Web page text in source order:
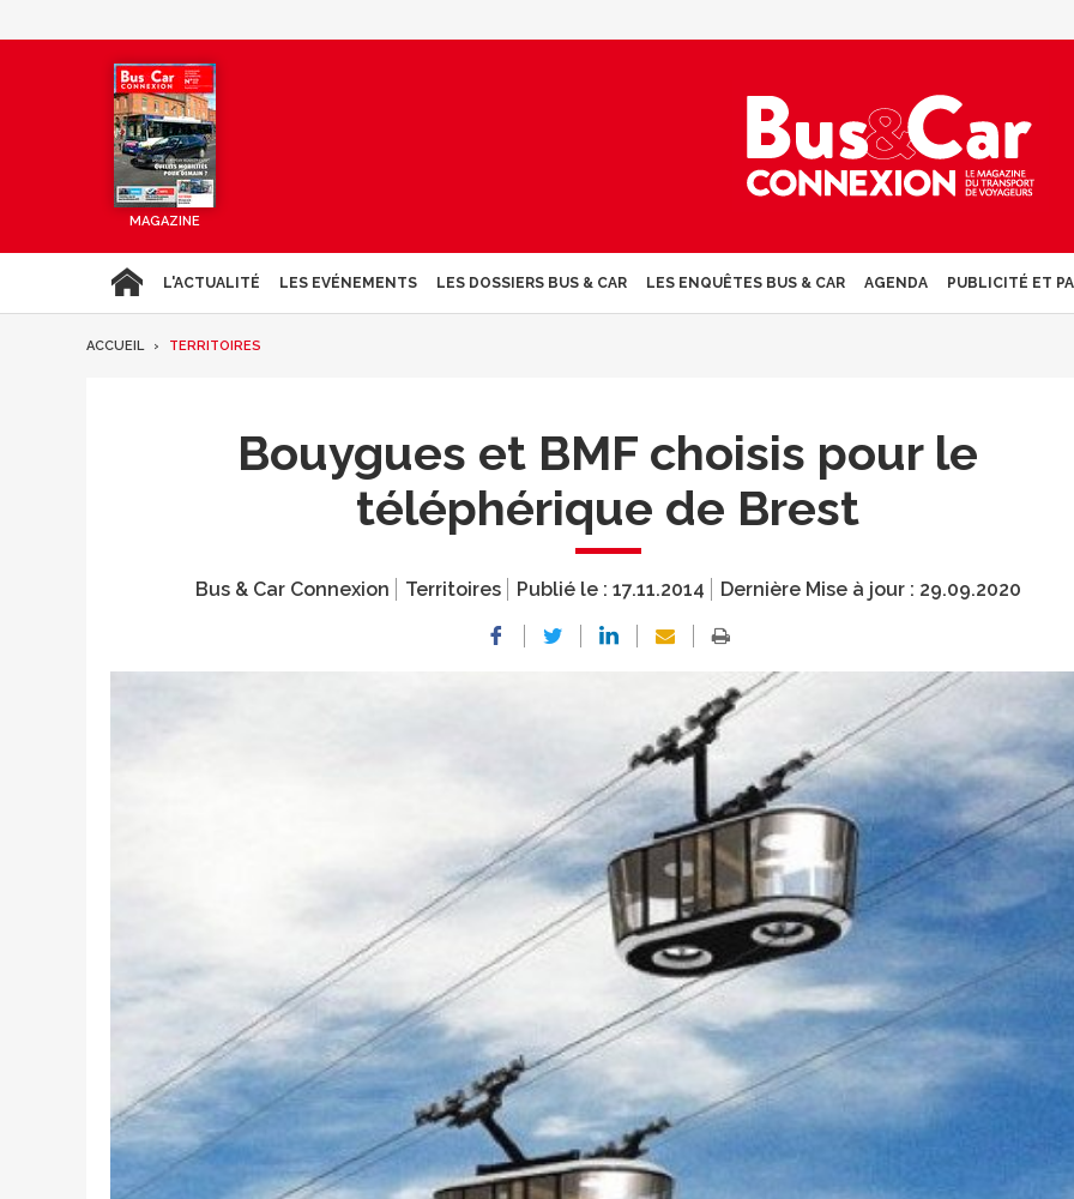
MAGAZINE
L'ACTUALITÉ LES EVÉNEMENTS LES DOSSIERS BUS & CAR LES ENQUÊTES BUS & CAR AGENDA PUBLICITÉ ET
ACCUEIL TERRITOIRES
Bouygues et BMF choisis pour le
téléphérique de Brest
Bus & Car Connexion Territoires Publié le : 17.11.2014 Dernière Mise à jour : 29.09.2020